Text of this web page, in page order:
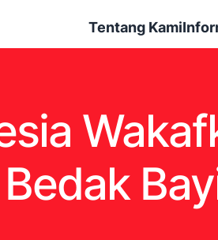
Tentang Kami